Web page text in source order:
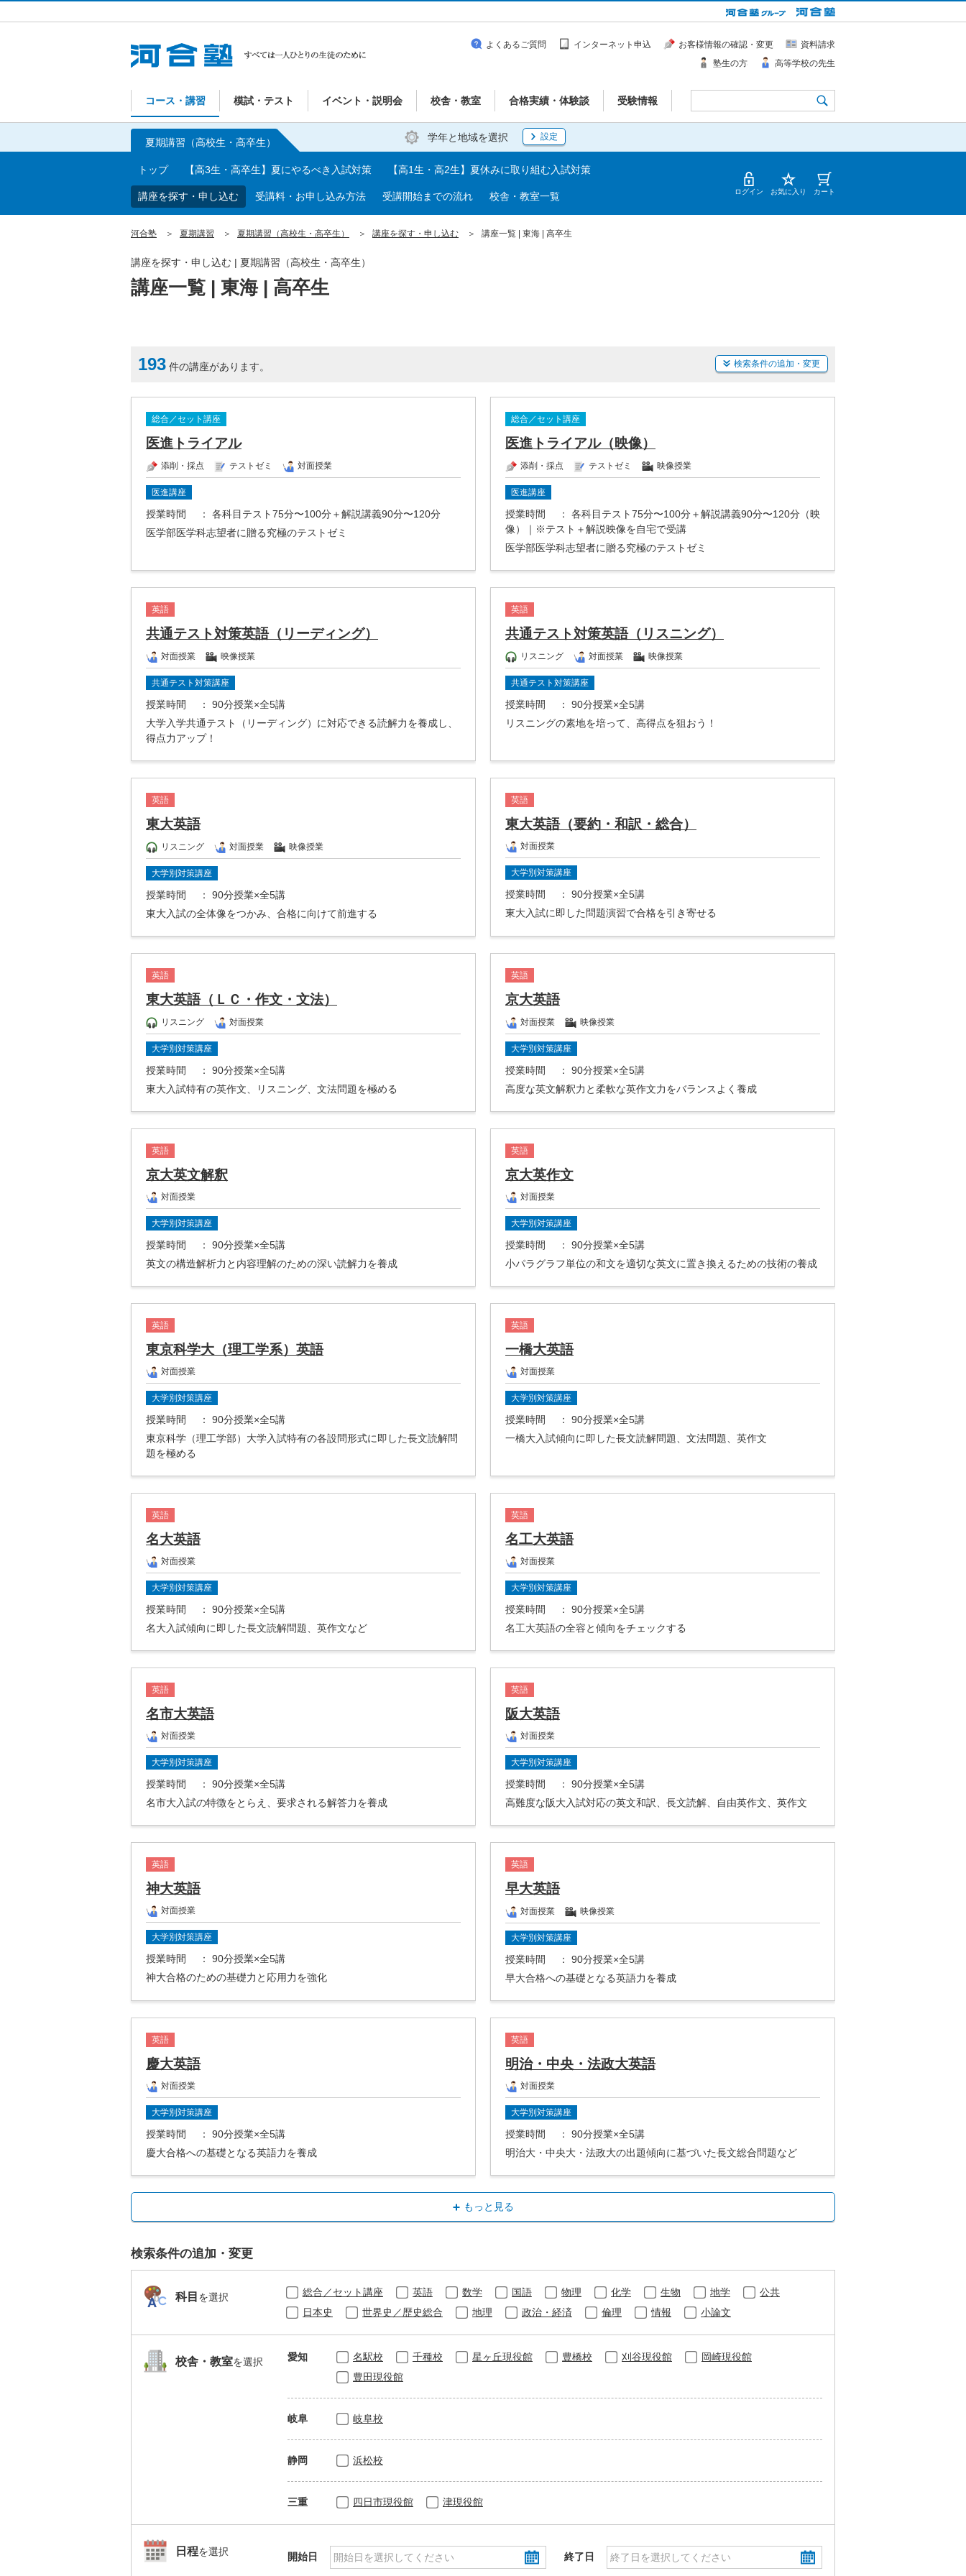
コース・講習 模試・テスト イベント・説明会 校舎・教室 合格実績・体験談 受験情報
よくあるご質問 インターネット申込 お客様情報の確認・変更
資料請求
塾生の方
高等学校の先生
学年と地域を選択 設定
夏期講習（高校生・高卒生）
トップ 【高3生・高卒生】夏にやるべき入試対策 【高1生・高2生】夏休みに取り組む入試対策
講座を探す・申し込む 受講料・お申し込み方法 受講開始までの流れ 校舎・教室一覧 ログイン お気に入り カート
河合塾 夏期講習 夏期講習（高校生・高卒生） 講座を探す・申し込む 講座一覧 | 東海 | 高卒生
講座一覧 | 東海 | 高卒生
講座を探す・申し込む | 夏期講習（高校生・高卒生）
193 件の講座があります。 検索条件の追加・変更
総合／セット講座
医進トライアル
添削・採点 テストゼミ 対面授業
医進講座
授業時間
： 各科目テスト75分〜100分＋解説講義90分〜120分
医学部医学科志望者に贈る究極のテストゼミ
総合／セット講座
医進トライアル（映像）
添削・採点 テストゼミ 映像授業
医進講座
授業時間
： 各科目テスト75分〜100分＋解説講義90分〜120分（映
像）｜※テスト＋解説映像を自宅で受講
医学部医学科志望者に贈る究極のテストゼミ
英語
共通テスト対策英語（リーディング）
対面授業 映像授業
共通テスト対策講座
授業時間
： 90分授業×全5講
大学入学共通テスト（リーディング）に対応できる読解力を養成し、
得点力アップ！
英語
共通テスト対策英語（リスニング）
リスニング 対面授業 映像授業
共通テスト対策講座
授業時間
： 90分授業×全5講
リスニングの素地を培って、高得点を狙おう！
英語
東大英語
リスニング 対面授業 映像授業
大学別対策講座
授業時間
： 90分授業×全5講
東大入試の全体像をつかみ、合格に向けて前進する
英語
東大英語（要約・和訳・総合）
対面授業
大学別対策講座
授業時間
： 90分授業×全5講
東大入試に即した問題演習で合格を引き寄せる
英語
東大英語（ＬＣ・作文・文法）
リスニング 対面授業
大学別対策講座
授業時間
： 90分授業×全5講
東大入試特有の英作文、リスニング、文法問題を極める
英語
京大英語
対面授業 映像授業
大学別対策講座
授業時間
： 90分授業×全5講
高度な英文解釈力と柔軟な英作文力をバランスよく養成
英語
京大英文解釈
対面授業
大学別対策講座
授業時間
： 90分授業×全5講
英文の構造解析力と内容理解のための深い読解力を養成
英語
京大英作文
対面授業
大学別対策講座
授業時間
： 90分授業×全5講
小パラグラフ単位の和文を適切な英文に置き換えるための技術の養成
英語
東京科学大（理工学系）英語
対面授業
大学別対策講座
授業時間
： 90分授業×全5講
東京科学（理工学部）大学入試特有の各設問形式に即した長文読解問
題を極める
英語
一橋大英語
対面授業
大学別対策講座
授業時間
： 90分授業×全5講
一橋大入試傾向に即した長文読解問題、文法問題、英作文
英語
名大英語
対面授業
大学別対策講座
授業時間
： 90分授業×全5講
名大入試傾向に即した長文読解問題、英作文など
英語
名工大英語
対面授業
大学別対策講座
授業時間
： 90分授業×全5講
名工大英語の全容と傾向をチェックする
英語
名市大英語
対面授業
大学別対策講座
授業時間
： 90分授業×全5講
名市大入試の特徴をとらえ、要求される解答力を養成
英語
阪大英語
対面授業
大学別対策講座
授業時間
： 90分授業×全5講
高難度な阪大入試対応の英文和訳、長文読解、自由英作文、英作文
英語
神大英語
対面授業
大学別対策講座
授業時間
： 90分授業×全5講
神大合格のための基礎力と応用力を強化
英語
早大英語
対面授業 映像授業
大学別対策講座
授業時間
： 90分授業×全5講
早大合格への基礎となる英語力を養成
英語
慶大英語
対面授業
大学別対策講座
授業時間
： 90分授業×全5講
慶大合格への基礎となる英語力を養成
英語
明治・中央・法政大英語
対面授業
大学別対策講座
授業時間
： 90分授業×全5講
明治大・中央大・法政大の出題傾向に基づいた長文総合問題など
もっと見る
検索条件の追加・変更
科目 を選択 総合／セット講座 英語 数学 国語 物理 化学 生物 地学
公共
日本史
世界史／歴史総合 地理 政治・経済 倫理 情報 小論文
校舎・教室を選択 愛知 名駅校 千種校 星ヶ丘現役館 豊橋校 刈谷現役館
岡崎現役館
豊田現役館
岐阜 岐阜校
静岡 浜松校
三重 四日市現役館 津現役館
日程を選択 開始日 終了日